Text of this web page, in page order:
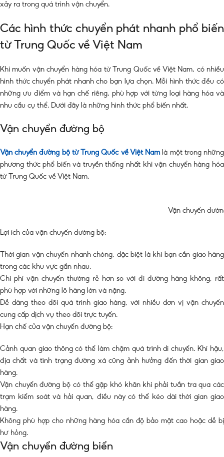
xảy ra trong quá trình vận chuyển.
Các hình thức chuyển phát nhanh phổ biến
từ Trung Quốc về Việt Nam
Khi muốn vận chuyển hàng hóa từ Trung Quốc về Việt Nam, có nhiều
hình thức chuyển phát nhanh cho bạn lựa chọn. Mỗi hình thức đều có
những ưu điểm và hạn chế riêng, phù hợp với từng loại hàng hóa và
nhu cầu cụ thể. Dưới đây là những hình thức phổ biến nhất.
Vận chuyển đường bộ
Vận chuyển đường bộ từ Trung Quốc về Việt Namlà một trong những
phương thức phổ biến và truyền thống nhất khi vận chuyển hàng hóa
từ Trung Quốc về Việt Nam.
Vận chuyển
Lợi ích của vận chuyển đường bộ:
Thời gian vận chuyển nhanh chóng, đặc biệt là khi bạn cần giao hàng
trong các khu vực gần nhau.
Chi phí vận chuyển thường rẻ hơn so với đi đường hàng không, rất
phù hợp với những lô hàng lớn và nặng.
Dễ dàng theo dõi quá trình giao hàng, với nhiều đơn vị vận chuyển
cung cấp dịch vụ theo dõi trực tuyến.
Hạn chế của vận chuyển đường bộ:
Cảnh quan giao thông có thể làm chậm quá trình di chuyển. Khí hậu,
địa chất và tình trạng đường xá cũng ảnh hưởng đến thời gian giao
hàng.
Vận chuyển đường bộ có thể gặp khó khăn khi phải tuần tra qua các
trạm kiểm soát và hải quan, điều này có thể kéo dài thời gian giao
hàng.
Không phù hợp cho những hàng hóa cần độ bảo mật cao hoặc dễ bị
hư hỏng.
Vận chuyển đường biển